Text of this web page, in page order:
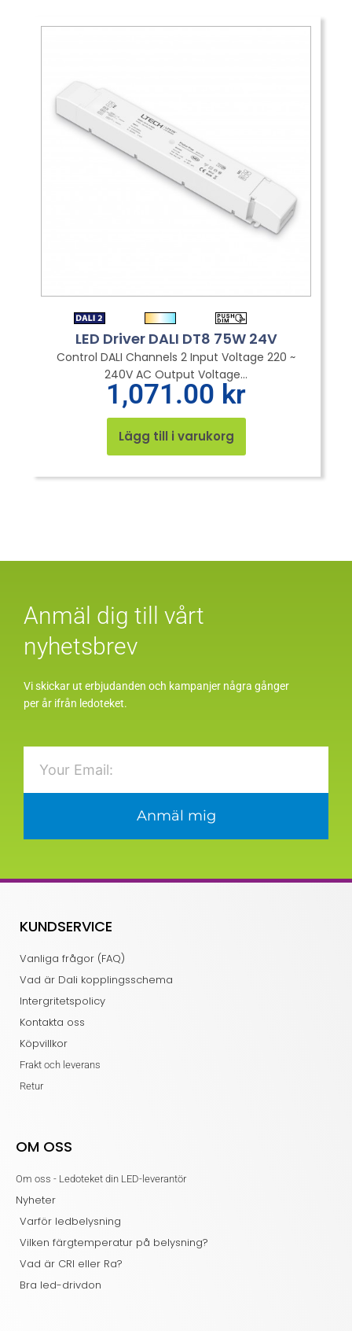
LED Driver DALI DT8 75W 24V
Control DALI Channels 2 Input Voltage 220 ~
240V AC Output Voltage...
1,071.00 kr
Lägg till i varukorg
Anmäl dig till vårt
nyhetsbrev
Vi skickar ut erbjudanden och kampanjer några gånger
per år ifrån ledoteket.
Anmäl mig
KUNDSERVICE
Vanliga frågor (FAQ)
Vad är Dali kopplingsschema
Intergritetspolicy
Kontakta oss
Köpvillkor
Frakt och leverans
Retur
OM OSS
Om oss - Ledoteket din LED-leverantör
Nyheter
Varför ledbelysning
Vilken färgtemperatur på belysning?
Vad är CRI eller Ra?
Bra led-drivdon